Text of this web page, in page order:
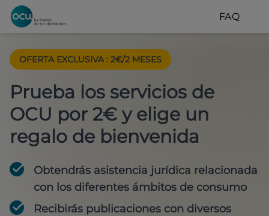
FAQ
OFERTA EXCLUSIVA : 2€/2 MESES
Prueba los servicios de
OCU por 2€ y elige un
regalo de bienvenida
Obtendrás asistencia jurídica relacionada
con los diferentes ámbitos de consumo
Recibirás publicaciones con diversos